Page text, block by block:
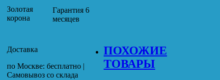
Золотая
корона
Гарантия 6
месяцев
Доставка
по Москве: бесплатно |
Самовывоз со склада
ПОХОЖИЕ
ТОВАРЫ